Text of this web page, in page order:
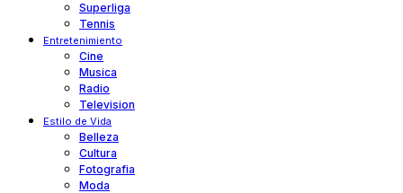
Superliga
Tennis
Entretenimiento
Cine
Musica
Radio
Television
Estilo de Vida
Belleza
Cultura
Fotografia
Moda